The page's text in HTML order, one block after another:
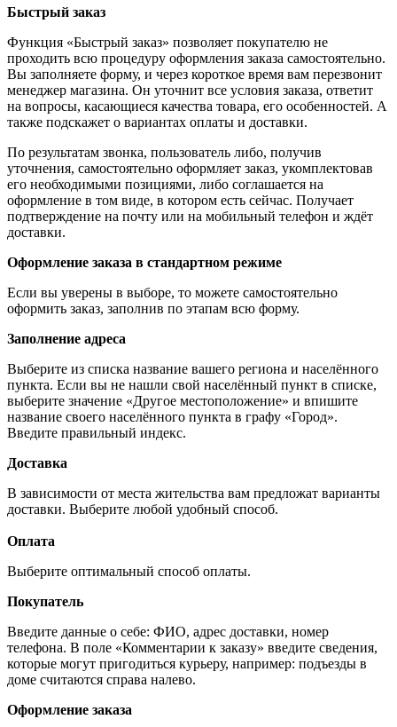
Быстрый заказ
Функция «Быстрый заказ» позволяет покупателю не
проходить всю процедуру оформления заказа самостоятельно.
Вы заполняете форму, и через короткое время вам перезвонит
менеджер магазина. Он уточнит все условия заказа, ответит
на вопросы, касающиеся качества товара, его особенностей. А
также подскажет о вариантах оплаты и доставки.
По результатам звонка, пользователь либо, получив
уточнения, самостоятельно оформляет заказ, укомплектовав
его необходимыми позициями, либо соглашается на
оформление в том виде, в котором есть сейчас. Получает
подтверждение на почту или на мобильный телефон и ждёт
доставки.
Оформление заказа в стандартном режиме
Если вы уверены в выборе, то можете самостоятельно
оформить заказ, заполнив по этапам всю форму.
Заполнение адреса
Выберите из списка название вашего региона и населённого
пункта. Если вы не нашли свой населённый пункт в списке,
выберите значение «Другое местоположение» и впишите
название своего населённого пункта в графу «Город».
Введите правильный индекс.
Доставка
В зависимости от места жительства вам предложат варианты
доставки. Выберите любой удобный способ.
Оплата
Выберите оптимальный способ оплаты.
Покупатель
Введите данные о себе: ФИО, адрес доставки, номер
телефона. В поле «Комментарии к заказу» введите сведения,
которые могут пригодиться курьеру, например: подъезды в
доме считаются справа налево.
Оформление заказа